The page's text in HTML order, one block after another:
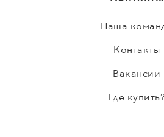
Наша
Контакты
Вакансии
Где купить?